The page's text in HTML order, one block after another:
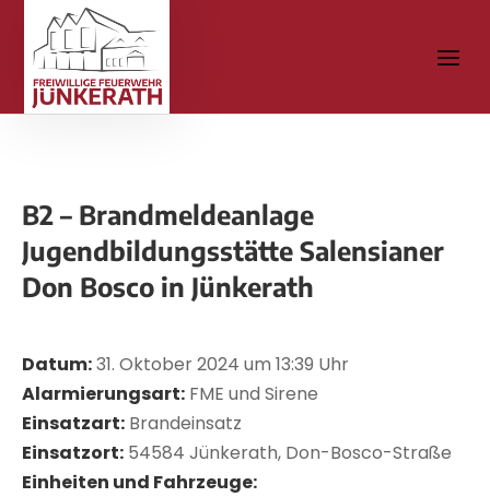
B2 – Brandmeldeanlage
Jugendbildungsstätte Salensianer
Don Bosco in Jünkerath
Datum:31. Oktober 2024 um 13:39 Uhr
Alarmierungsart: FME und Sirene
Einsatzart: Brandeinsatz
Einsatzort: 54584 Jünkerath, Don-Bosco-Straße
Einheiten und Fahrzeuge: